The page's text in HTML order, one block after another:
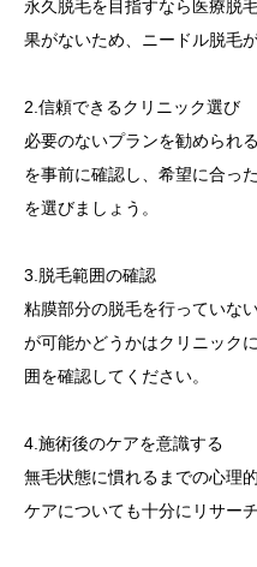
永久脱毛を目指すなら医療脱
果がないため、ニードル脱毛
2.信頼できるクリニック選び
必要のないプランを勧められ
を事前に確認し、希望に合っ
を選びましょう。
3.脱毛範囲の確認
粘膜部分の脱毛を行っていな
が可能かどうかはクリニック
囲を確認してください。
4.施術後のケアを意識する
無毛状態に慣れるまでの心理
ケアについても十分にリサー